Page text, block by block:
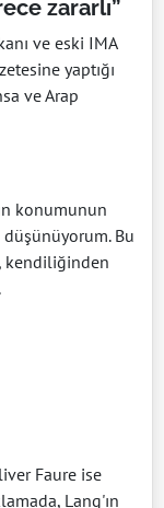
zararlı”
ve eski IMA
yaptığı
ve Arap
konumunun
Bu
kendiliğinden
Faure ise
Lang'ın